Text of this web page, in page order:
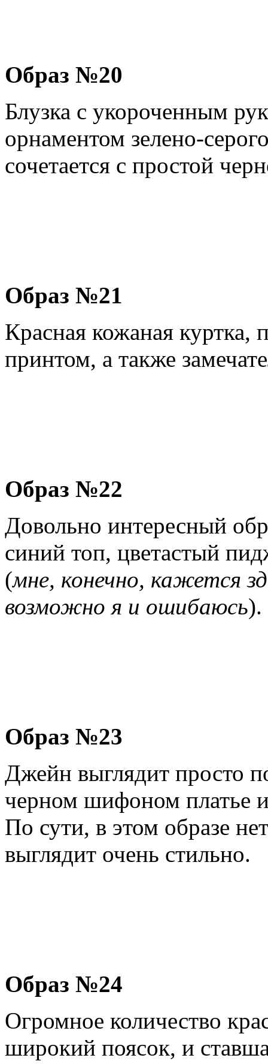
Образ №20
Блузка с укороченным
орнаментом зелено-
сочетается с простой
Образ №21
Красная кожаная
принтом, а также
Образ №22
Довольно интересный
синий топ, цветастый
(мне, конечно, кажется
возможно я и ошибаюсь).
Образ №23
Джейн выглядит просто
черном шифоном платье
По сути, в этом образе
выглядит очень стильно.
Образ №24
Огромное количество
широкий поясок, и